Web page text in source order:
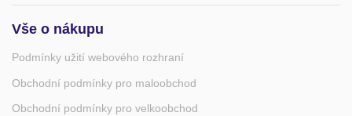
Vše o nákupu
Podmínky užití webového rozhraní
Obchodní podmínky pro maloobchod
Obchodní podmínky pro velkoobchod